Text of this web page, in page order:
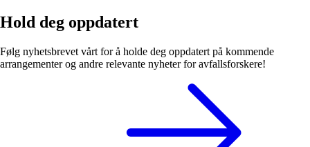
Hold deg oppdatert
Følg nyhetsbrevet vårt for å holde deg oppdatert på kommende
arrangementer og andre relevante nyheter for avfallsforskere!